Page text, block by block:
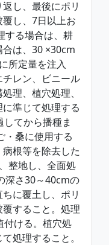
し、最後にポリ
し、7日以上お
する場合は、耕
は、30 ×30cm
所定量を注入
レン、ビニール
理、植穴処理、
準じて処理する
てから播種ま
・桑に使用する
根等を除去した
整地し、全面処
深さ30～40cmの
に覆土し、ポリ
すること。処理
付ける。植穴処
処理すること。